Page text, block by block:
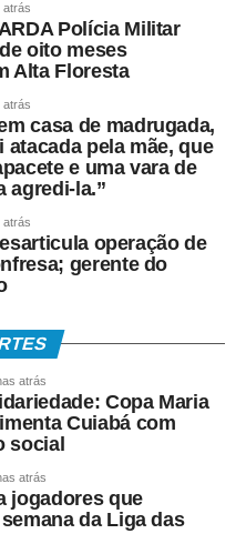
da Câmara Municipal de
8h.
Share
atrás
Polícia Militar
oito meses
Alta Floresta
atrás
casa de madrugada,
atacada pela mãe, que
e uma vara de
agredi-la.”
atrás
operação de
gerente do
atrás
Copa Maria
Cuiabá com
social
atrás
jogadores que
da Liga das